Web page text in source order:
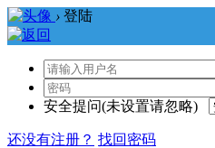
› 登陆
安全提问(未设置请忽略)
还没有注册？ 找回密码